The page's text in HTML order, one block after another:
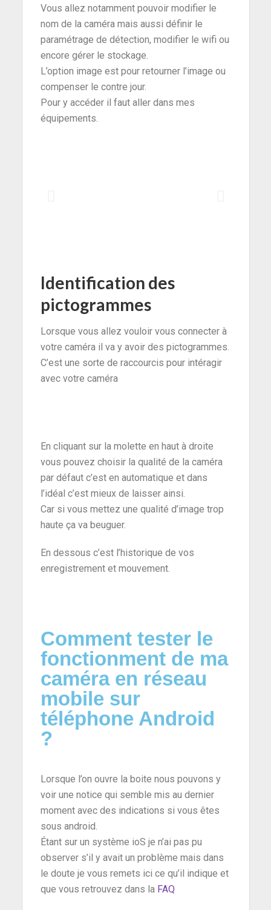
Vous allez notamment pouvoir modifier le
nom de la caméra mais aussi définir le
paramétrage de détection, modifier le wifi ou
encore gérer le stockage.
L’option image est pour retourner l’image ou
compenser le contre jour.
Pour y accéder il faut aller dans mes
équipements.
Identification des
pictogrammes
Lorsque vous allez vouloir vous connecter à
votre caméra il va y avoir des pictogrammes.
C’est une sorte de raccourcis pour intéragir
avec votre caméra
En cliquant sur la molette en haut à droite
vous pouvez choisir la qualité de la caméra
par défaut c’est en automatique et dans
l’idéal c’est mieux de laisser ainsi.
Car si vous mettez une qualité d’image trop
haute ça va beuguer.
En dessous c’est l’historique de vos
enregistrement et mouvement.
Comment tester le
fonctionment de ma
caméra en réseau
mobile sur
téléphone Android
?
Lorsque l’on ouvre la boite nous pouvons y
voir une notice qui semble mis au dernier
moment avec des indications si vous êtes
sous android.
Étant sur un système ioS je n’ai pas pu
observer s’il y avait un problème mais dans
le doute je vous remets ici ce qu’il indique et
que vous retrouvez dans la FAQ